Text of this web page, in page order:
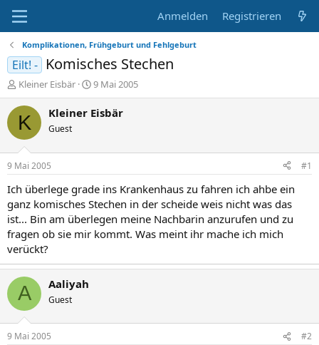
Anmelden Registrieren
Komplikationen, Frühgeburt und Fehlgeburt
Eilt! - Komisches Stechen
E
r
s
l
e
r
Kleiner Eisbär
E
r
s
t
a
m
9 Mai 2005
K Kleiner Eisbär
Guest
9 Mai 2005 #1
Ich überlege grade ins Krankenhaus zu fahren ich ahbe ein
ganz komisches Stechen in der scheide weis nicht was das
ist... Bin am überlegen meine Nachbarin anzurufen und zu
fragen ob sie mir kommt. Was meint ihr mache ich mich
verückt?
A Aaliyah
Guest
9 Mai 2005 #2